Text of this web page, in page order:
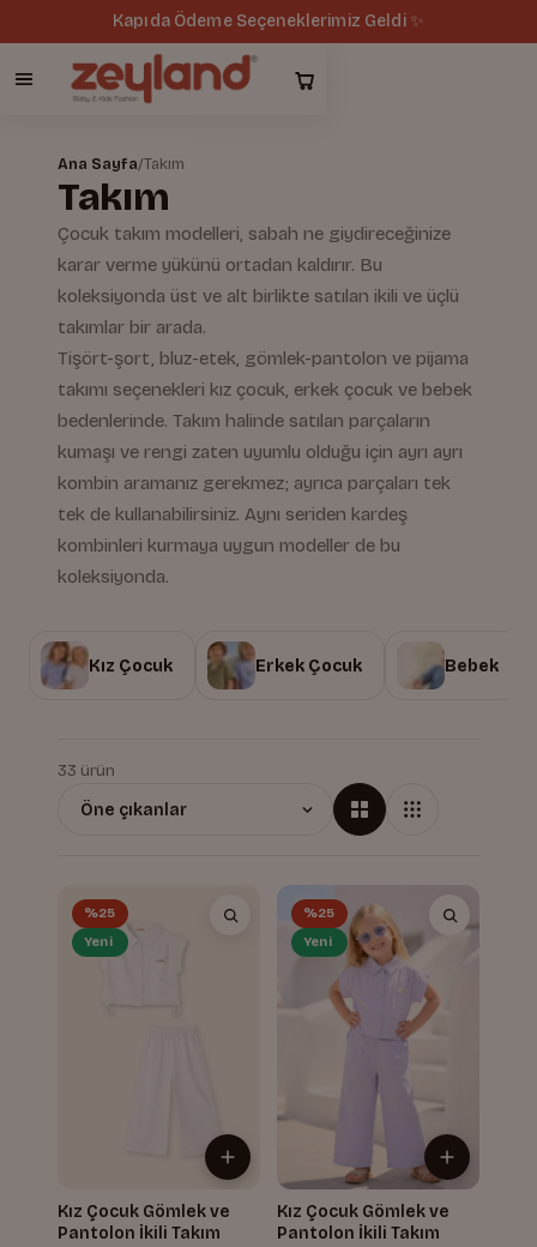
Kapıda Ödeme Seçeneklerimiz Geldi ✨
Ana Sayfa/Takım
Takım
Çocuk takım modelleri, sabah ne giydireceğinize
karar verme yükünü ortadan kaldırır. Bu
koleksiyonda üst ve alt birlikte satılan ikili ve üçlü
takımlar bir arada.
Tişört-şort, bluz-etek, gömlek-pantolon ve pijama
takımı seçenekleri kız çocuk, erkek çocuk ve bebek
bedenlerinde. Takım halinde satılan parçaların
kumaşı ve rengi zaten uyumlu olduğu için ayrı ayrı
kombin aramanız gerekmez; ayrıca parçaları tek
tek de kullanabilirsiniz. Aynı seriden kardeş
kombinleri kurmaya uygun modeller de bu
koleksiyonda.
Kız Çocuk Erkek Çocuk Bebek
33 ürün
%25
Yeni
Kız Çocuk Gömlek ve
Pantolon İkili Takım
%25
Yeni
Kız Çocuk Gömlek ve
Pantolon İkili Takım